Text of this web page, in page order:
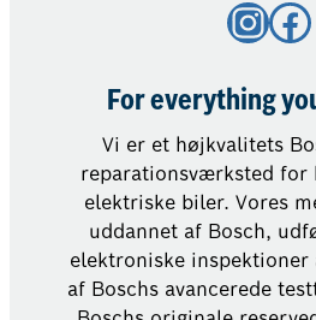
Instagram Facebook
For everything
Vi er et højkvalitets
reparationsværksted for
elektriske biler. Vores
uddannet af Bosch,
elektroniske
af Boschs avancerede